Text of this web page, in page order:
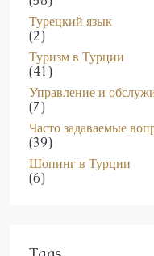
Турецкий язык
(2)
Туризм в Турции
(41)
Управление и
(7)
Часто задаваемые
(39)
Шопинг в Турции
(6)